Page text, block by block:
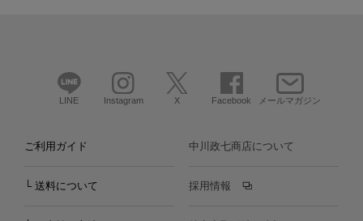
LINE Instagram X Facebook メールマガジン
ご利用ガイド
└ 送料について
中川政七商店について
採用情報